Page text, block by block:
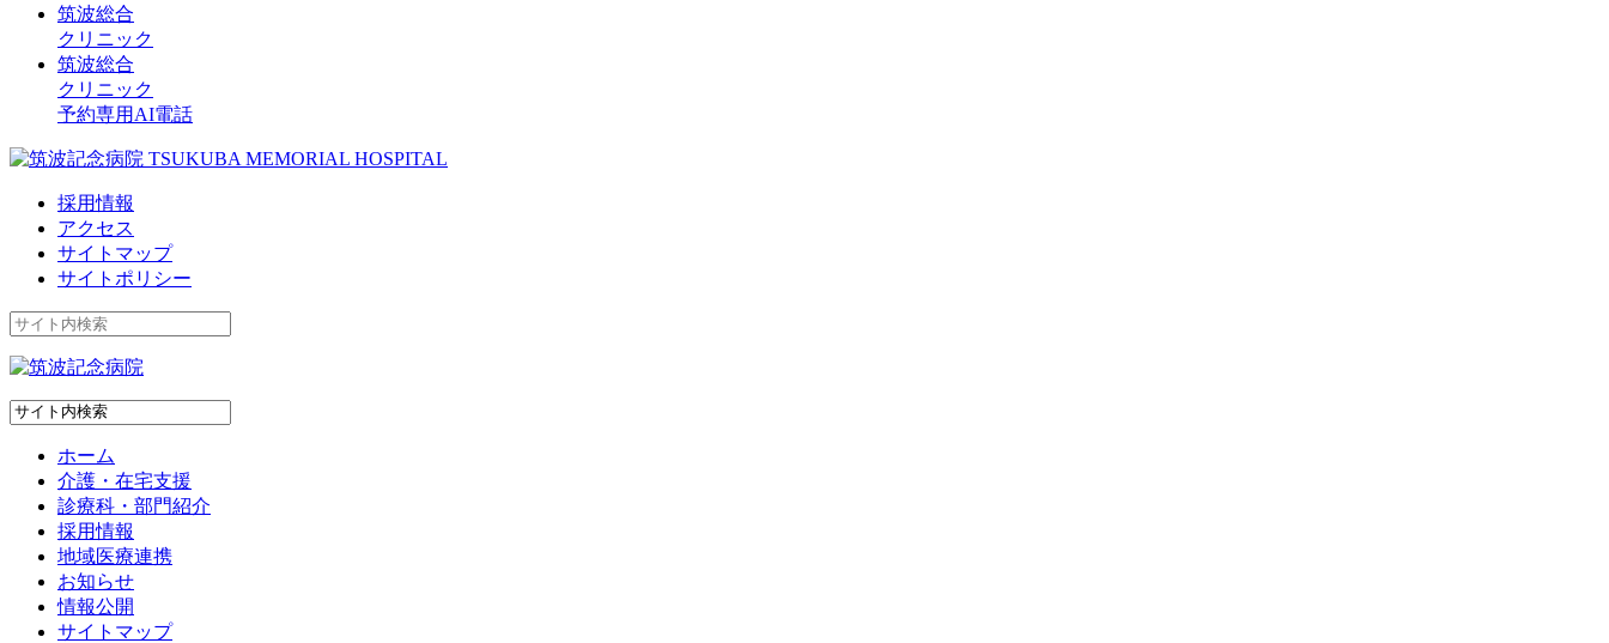
筑波総合
クリニック
筑波総合
クリニック
予約専用AI電話
採用情報
アクセス
サイトマップ
サイトポリシー
ホーム
介護・在宅支援
診療科・部門紹介
採用情報
地域医療連携
お知らせ
情報公開
サイトマップ